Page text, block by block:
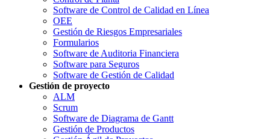
Software de Control de Calidad en Línea
OEE
Gestión de Riesgos Empresariales
Formularios
Software de Auditoria Financiera
Software para Seguros
Software de Gestión de Calidad
Gestión de proyecto
ALM
Scrum
Software de Diagrama de Gantt
Gestión de Productos